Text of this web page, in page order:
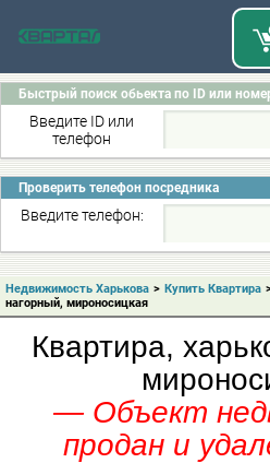
Быстрый поиск обьекта по ID или
Введите ID или
телефон
Проверить телефон посредника
Введите телефон:
Недвижимость Харькова > Купить Квартира
нагорный, мироносицкая
Квартира,
— Объект
продан и